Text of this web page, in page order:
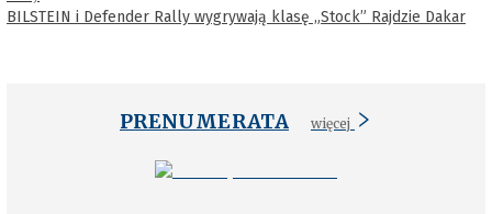
BILSTEIN i Defender Rally wygrywają klasę „Stock” Rajdzie Dakar
PRENUMERATA więcej